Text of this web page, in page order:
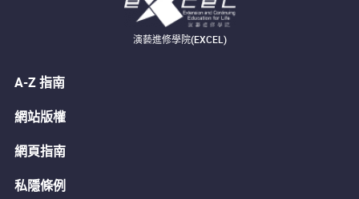
演藝進修學院(EXCEL)
A-Z 指南
網站版權
網頁指南
私隱條例